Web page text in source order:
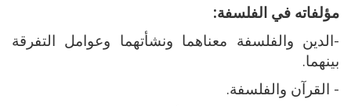
مؤلفاته في الفلسفة:
-الدين والفلسفة معناهما ونشأتهما وعوامل التفرقة
بينهما.
- القرآن والفلسفة.